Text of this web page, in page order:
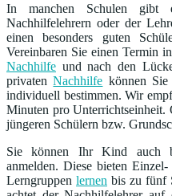
In manchen Schulen gibt
Nachhilfelehrern oder der
einen besonders guten
Vereinbaren Sie einen Termin
Nachhilfe und nach den
privatenNachhilfe können
individuell bestimmen. Wir
Minuten pro Unterrichtseinheit.
jüngeren Schülern bzw.
Sie können Ihr Kind auch
anmelden. Diese bieten
Lerngruppen lernen bis zu fünf